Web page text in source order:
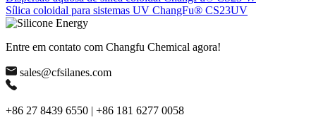
Sílica coloidal para sistemas UV ChangFu® CS23UV
Entre em contato com Changfu Chemical agora!
sales@cfsilanes.com
+86 27 8439 6550 | +86 181 6277 0058